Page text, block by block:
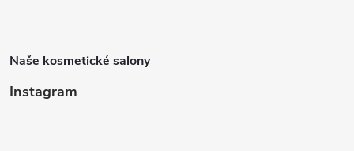
Naše kosmetické salony
Instagram